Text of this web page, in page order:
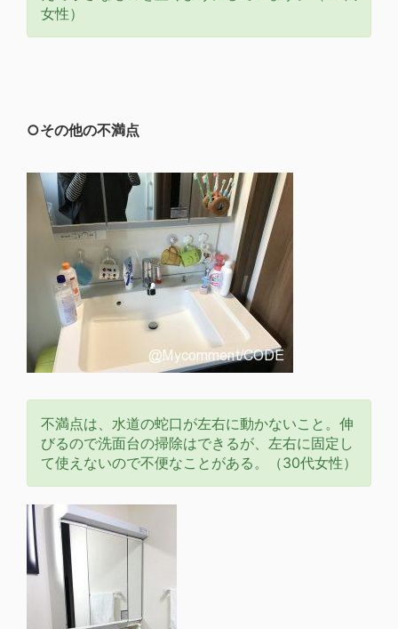
女性）
○その他の不満点
不満点は、水道の蛇口が左右に動かないこと。伸
びるので洗面台の掃除はできるが、左右に固定し
て使えないので不便なことがある。（30代女性）